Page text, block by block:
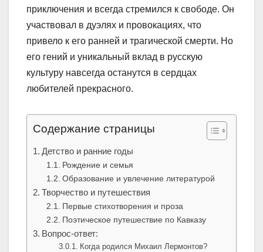
приключения и всегда стремился к свободе. Он
участвовал в дуэлях и провокациях, что
привело к его ранней и трагической смерти. Но
его гений и уникальный вклад в русскую
культуру навсегда останутся в сердцах
любителей прекрасного.
Содержание страницы
Детство и ранние годы
Рождение и семья
Образование и увлечение литературой
Творчество и путешествия
Первые стихотворения и проза
Поэтическое путешествие по Кавказу
Вопрос-ответ:
Когда родился Михаил Лермонтов?